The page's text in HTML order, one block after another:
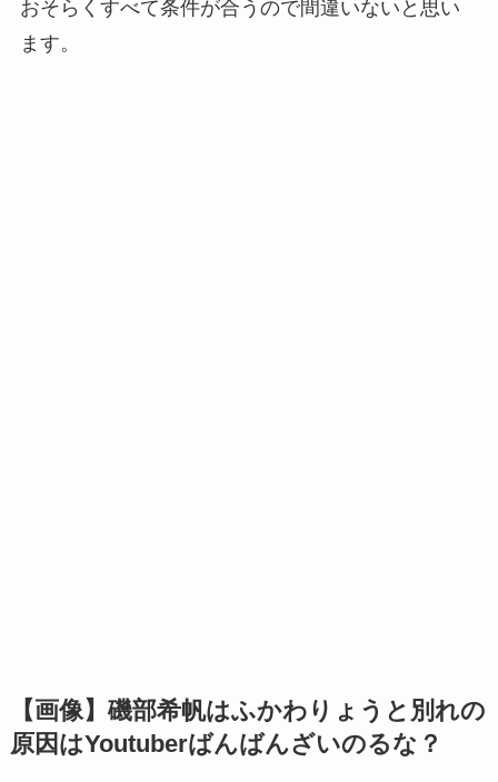
おそらくすべて条件が合うので間違いないと思い
ます。
【画像】磯部希帆はふかわりょうと別れの
原因はYoutuberばんばんざいのるな？